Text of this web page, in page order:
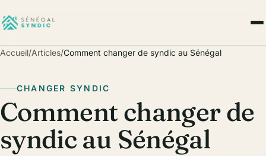
Accueil/Articles/Comment changer de syndic au Sénégal
CHANGER SYNDIC
Comment changer de
syndic au Sénégal